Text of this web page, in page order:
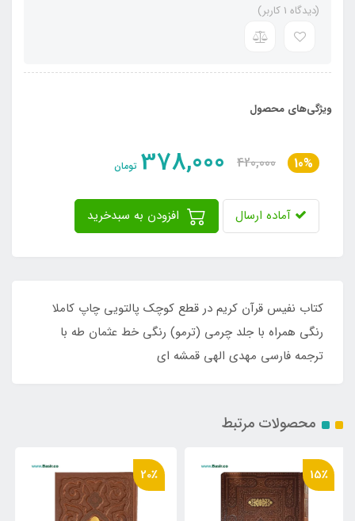
(دیدگاه 1 کاربر)
ویژگی‌های محصول
10%
420,000
378,000 تومان
آماده ارسال
کتاب نفیس قرآن کریم در قطع کوچک پالتویی چاپ کاملا
رنگی همراه با جلد چرمی (ترمو) رنگی خط عثمان طه با
ترجمه فارسی مهدی الهی قمشه ای
محصولات مرتبط
20٪ 16٪